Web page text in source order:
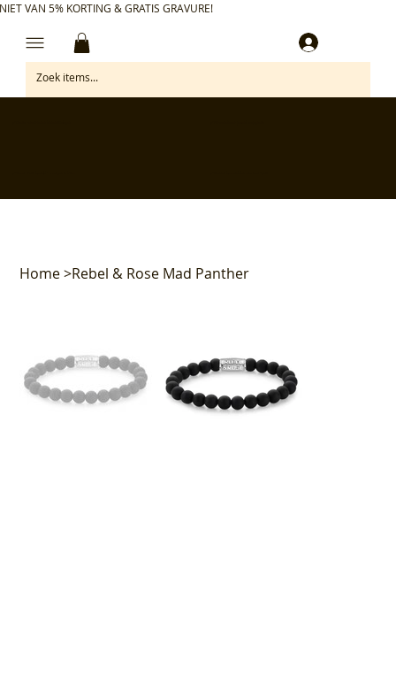
VAN 5% KORTING & GRATIS GRAVURE!
Home>Rebel & Rose Mad Panther